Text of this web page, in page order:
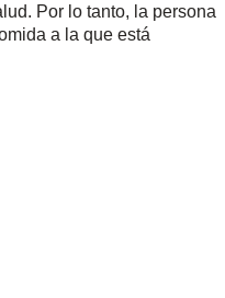
Por lo tanto, la persona
a la que está